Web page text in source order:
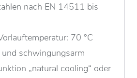
nach EN 14511 bis
70 °C
schwingungsarm
„natural cooling“ oder